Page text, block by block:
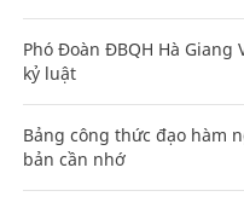
Phó Đoàn ĐBQH Hà Giang
kỷ luật
Bảng công thức đạo hàm
bản cần nhớ